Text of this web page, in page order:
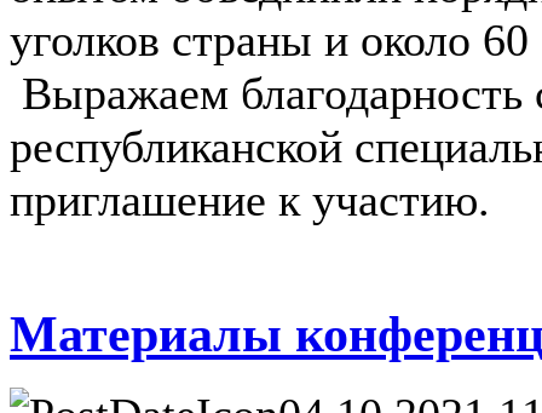
уголков страны и около
Выражаем
республиканской
приглашение к участию.
Материалы